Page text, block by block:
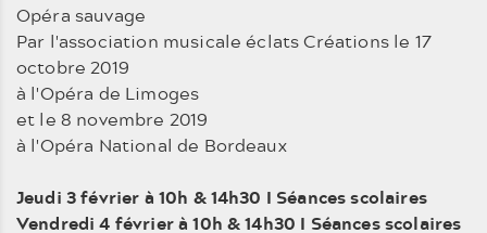
Opéra sauvage
Par l'association musicale éclats Créations le 17
octobre 2019
à l'Opéra de Limoges
et le 8 novembre 2019
à l'Opéra National de Bordeaux
Jeudi 3 février à 10h & 14h30 I Séances scolaires
Vendredi 4 février à 10h & 14h30 I Séances scolaires